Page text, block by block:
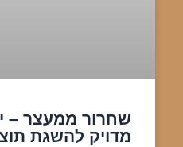
שחרור ממעצר –
מדויק להשגת